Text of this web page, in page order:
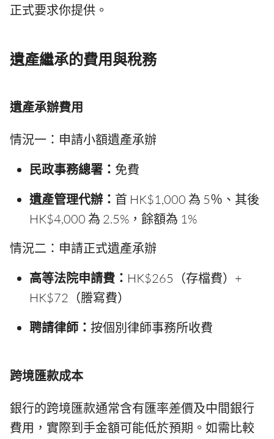
正式要求你提供。
遺產繼承的費用與稅務
遺產承辦費用
情況一：申請小額遺產承辦
民政事務總署： 免費
遺產管理代辦： 首 HK$1,000 為 5％、其後
HK$4,000 為 2.5%，餘額為 1%
情況二：申請正式遺產承辦
高等法院申請費： HK$265（存檔費）+
HK$72（謄寫費）
聘請律師： 按個別律師事務所收費
跨境匯款成本
銀行的跨境匯款通常含有匯率差價及中間銀行
費用，實際到手金額可能低於預期。如需比較